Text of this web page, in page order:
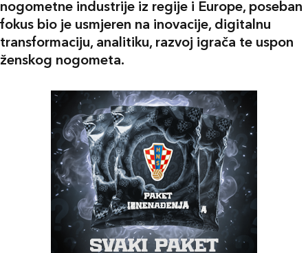
nogometne industrije iz regije i Europe, poseban
fokus bio je usmjeren na inovacije, digitalnu
transformaciju, analitiku, razvoj igrača te uspon
ženskog nogometa.